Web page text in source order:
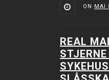
ON MAI
REAL